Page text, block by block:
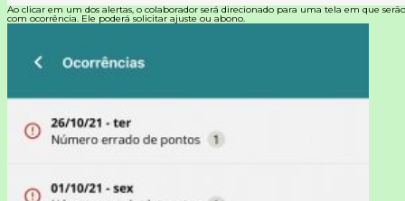
Ao clicar em um dos alertas, o colaborador será direcionado para uma tela em que
com ocorrência. Ele poderá solicitar ajuste ou abono.